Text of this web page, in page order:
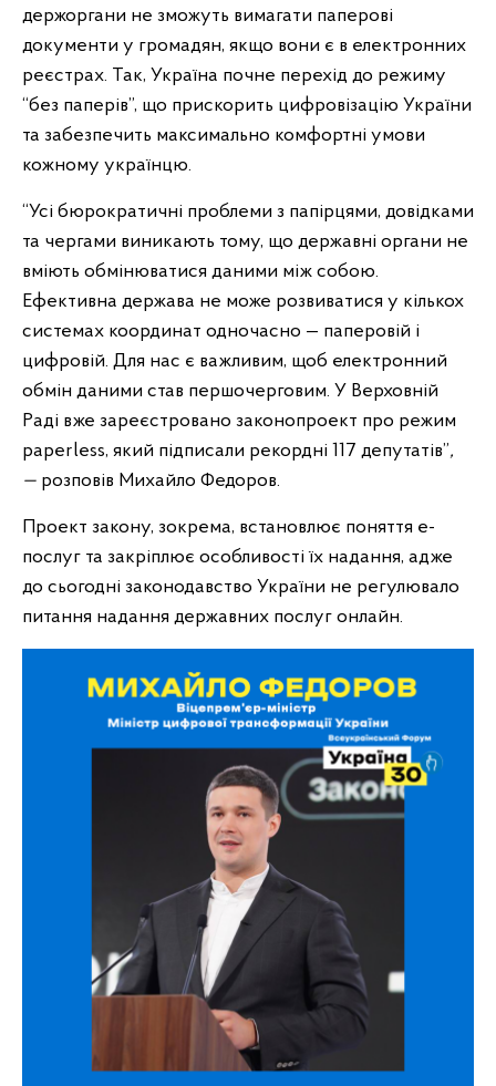
держоргани не зможуть вимагати паперові
документи у громадян, якщо вони є в електронних
реєстрах. Так, Україна почне перехід до режиму
“без паперів”, що прискорить цифровізацію України
та забезпечить максимально комфортні умови
кожному українцю.
“Усі бюрократичні проблеми з папірцями, довідками
та чергами виникають тому, що державні органи не
вміють обмінюватися даними між собою.
Ефективна держава не може розвиватися у кількох
системах координат одночасно — паперовій і
цифровій. Для нас є важливим, щоб електронний
обмін даними став першочерговим. У Верховній
Раді вже зареєстровано законопроект про режим
paperless, який підписали рекордні 117 депутатів”,
— розповів Михайло Федоров.
Проект закону, зокрема, встановлює поняття е-
послуг та закріплює особливості їх надання, адже
до сьогодні законодавство України не регулювало
питання надання державних послуг онлайн.